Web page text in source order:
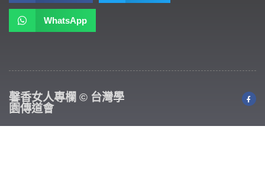
WhatsApp
馨香女人專欄 © 台灣學
園傳道會